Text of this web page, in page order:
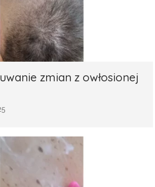
zmian z owłosionej